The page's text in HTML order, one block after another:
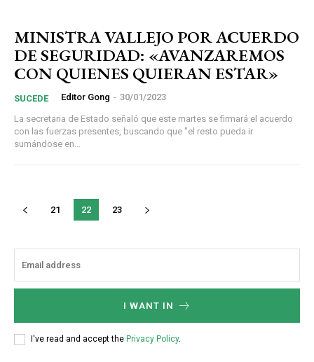
MINISTRA VALLEJO POR ACUERDO
DE SEGURIDAD: «AVANZAREMOS
CON QUIENES QUIERAN ESTAR»
SUCEDE Editor Gong - 30/01/2023
La secretaria de Estado señaló que este martes se firmará el acuerdo
con las fuerzas presentes, buscando que "el resto pueda ir
sumándose en...
21 22 23
I WANT IN
I've read and accept the Privacy Policy.